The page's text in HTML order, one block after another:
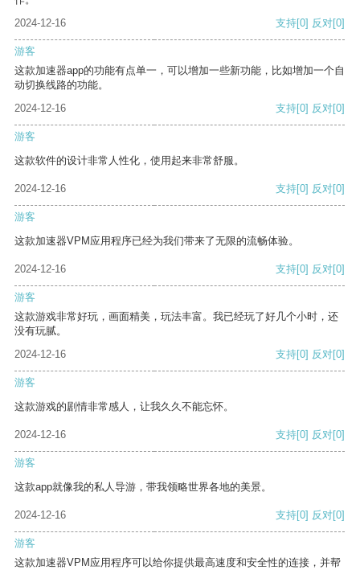
2024-12-16
支持[0] 反对[0]
游客
这款加速器app的功能有点单一，可以增加一些新功能，比如增加一个自
动切换线路的功能。
2024-12-16
支持[0] 反对[0]
游客
这款软件的设计非常人性化，使用起来非常舒服。
2024-12-16 支持[0] 反对[0]
游客
这款加速器VPM应用程序已经为我们带来了无限的流畅体验。
2024-12-16 支持[0] 反对[0]
游客
这款游戏非常好玩，画面精美，玩法丰富。我已经玩了好几个小时，还
没有玩腻。
2024-12-16
支持[0] 反对[0]
游客
这款游戏的剧情非常感人，让我久久不能忘怀。
2024-12-16 支持[0] 反对[0]
游客
这款app就像我的私人导游，带我领略世界各地的美景。
2024-12-16 支持[0] 反对[0]
游客
这款加速器VPM应用程序可以给你提供最高速度和安全性的连接，并帮